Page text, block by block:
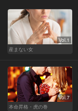
Vol.1
産まない女
Vol.7
本命昇格・虎の巻